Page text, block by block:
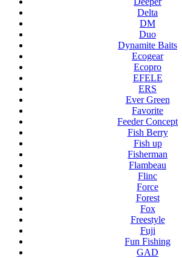
Delta
DM
Duo
Dynamite Baits
Ecogear
Ecopro
EFELE
ERS
Ever Green
Favorite
Feeder Concept
Fish Berry
Fish up
Fisherman
Flambeau
Flinc
Force
Forest
Fox
Freestyle
Fuji
Fun Fishing
GAD